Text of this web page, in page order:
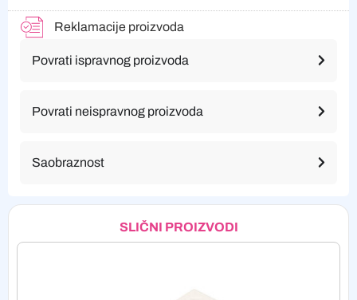
Reklamacije proizvoda
Povrati ispravnog proizvoda
Povrati neispravnog proizvoda
Saobraznost
SLIČNI PROIZVODI